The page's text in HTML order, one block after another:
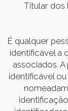
Titular dos
É qualquer
identificável a
associados.
identificável